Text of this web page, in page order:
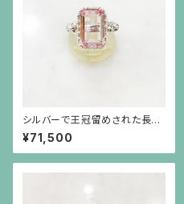
シルバーで王冠留めされた長方
形のクンツァイト（6.73ct）のラ
イオンリング
¥71,500